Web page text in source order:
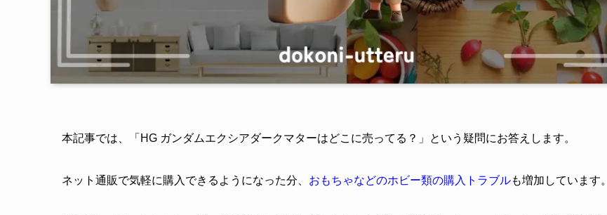
本記事では、「HG ガンダムエクシアダークマターはどこに売ってる？」という疑問にお答えします。
ネット通販で気軽に購入できるようになった分、 おもちゃなどのホビー類の購入トラブルも増加しています。